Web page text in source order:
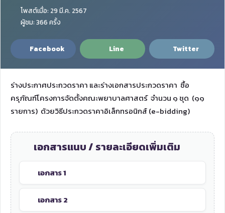
โพสต์เมื่อ: 29 มี.ค. 2567
ผู้ชม: 366 ครั้ง
Facebook Line Twitter
ร่างประกาศประกวดราคา และร่างเอกสารประกวดราคา ซื้อ
ครุภัณฑ์โครงการจัดตั้งคณะพยาบาลศาสตร์ จำนวน ๑ ชุด (๑๑
รายการ) ด้วยวิธีประกวดราคาอิเล็กทรอนิกส์ (e-bidding)
เอกสารแนบ / รายละเอียดเพิ่มเติม
เอกสาร 1
เอกสาร 2